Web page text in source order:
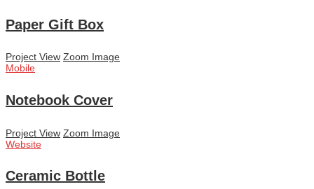
Paper Gift Box
Project View Zoom Image
Mobile
Notebook Cover
Project View Zoom Image
Website
Ceramic Bottle